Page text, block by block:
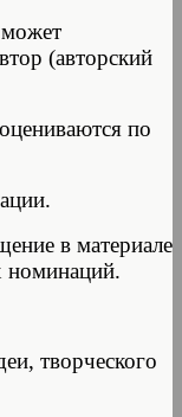
(авторский
по
в материале
номинаций.
творческого